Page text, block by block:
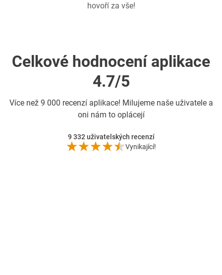
hovoří za vše!
Celkové hodnocení aplikace
4.7/5
Více než 9 000 recenzí aplikace! Milujeme naše uživatele a
oni nám to oplácejí
9 332uživatelských recenzí
Vynikající!